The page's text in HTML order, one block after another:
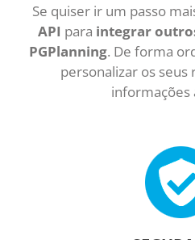
Se quiser ir um passo
API para integrar
PGPlanning. De forma
personalizar os
informações